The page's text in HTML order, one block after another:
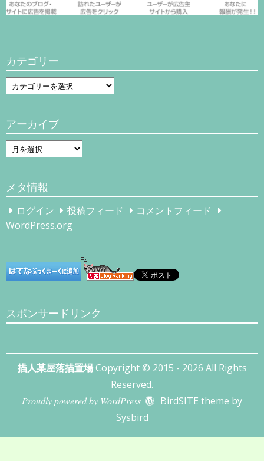
カテゴリー
カ
テ
リ
ー
アーカイブ
ア
ー
イ
ブ
メタ情報
ログイン 投稿フィード
コメントフィード
WordPress.org
スポンサードリンク
描人某屋落描置場Copyright © 2015 - 2026 All Rights
Reserved.
Proudly powered by WordPress
BirdSITE theme by
Sysbird